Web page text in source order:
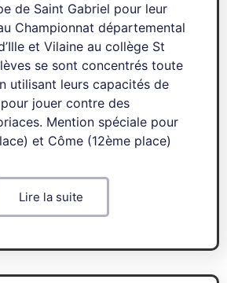
de Saint Gabriel pour leur
Championnat départemental
et Vilaine au collège St
se sont concentrés toute
utilisant leurs capacités de
jouer contre des
Mention spéciale pour
et Côme (12ème place)
Lire la suite